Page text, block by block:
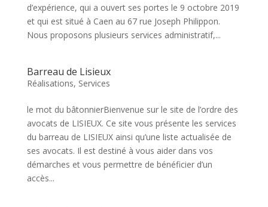
d’expérience, qui a ouvert ses portes le 9 octobre 2019
et qui est situé à Caen au 67 rue Joseph Philippon.
Nous proposons plusieurs services administratif,...
Barreau de Lisieux
Réalisations, Services
le mot du bâtonnierBienvenue sur le site de l’ordre des
avocats de LISIEUX. Ce site vous présente les services
du barreau de LISIEUX ainsi qu’une liste actualisée de
ses avocats. Il est destiné à vous aider dans vos
démarches et vous permettre de bénéficier d’un
accès...